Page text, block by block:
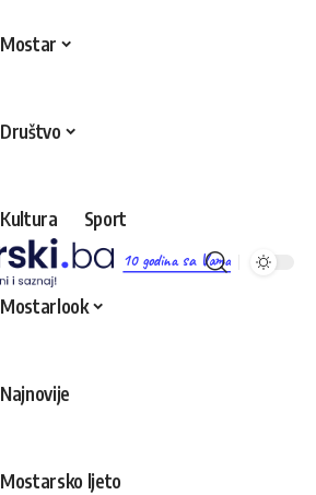
10 godina sa Vama
Mostar
Društvo
Kultura Sport
Mostarlook
Najnovije
Mostarsko ljeto